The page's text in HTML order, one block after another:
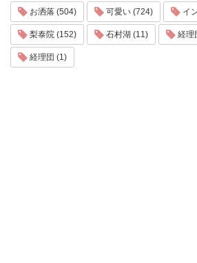
お洒落 (504) 可愛い (724) イ
梨泰院 (152) 石村湖 (11) 経理
経理団 (1)